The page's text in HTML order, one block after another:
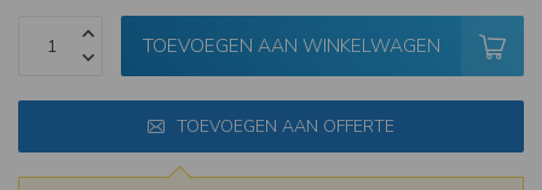
TOEVOEGEN AAN WINKELWAGEN
TOEVOEGEN AAN OFFERTE